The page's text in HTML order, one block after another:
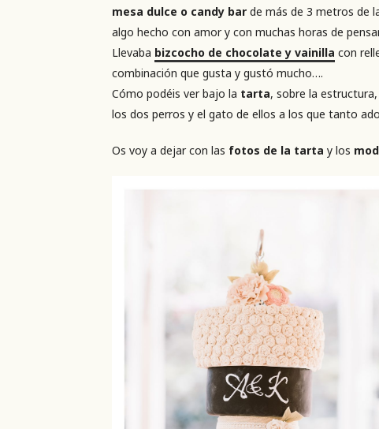
mesa dulce o candy bar de más de 3 metros de
algo hecho con amor y con muchas horas de
Llevaba bizcocho de chocolate y vainilla con
combinación que gusta y gustó mucho….
Cómo podéis ver bajo la tarta, sobre la
los dos perros y el gato de ellos a los que tanto
Os voy a dejar con las fotos de la tarta y los